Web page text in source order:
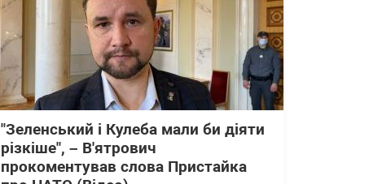
"Зеленський і Кулеба мали би діяти
різкіше", – В'ятрович
прокоментував слова Пристайка